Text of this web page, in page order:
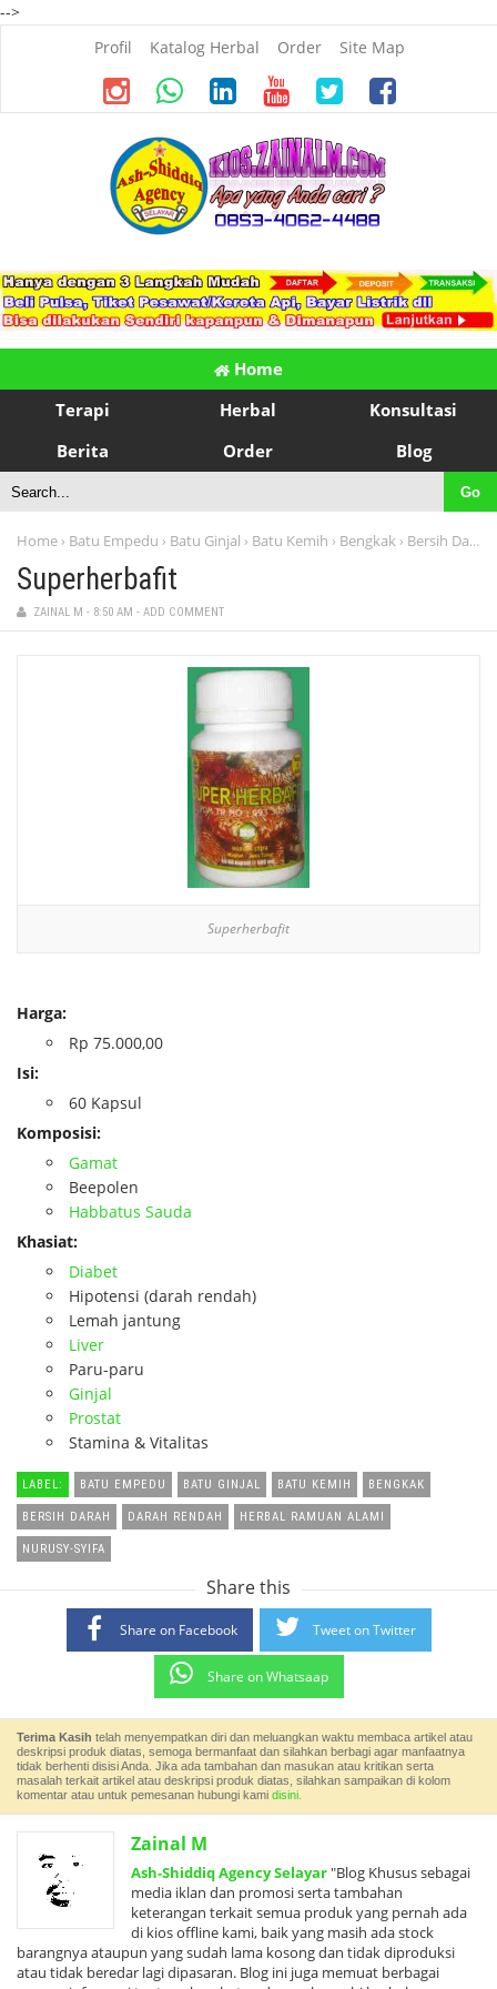
-->
Profil
Katalog Herbal Order Site Map
Home
Terapi
Herbal
Konsultasi
Berita
Order Blog
Home › Batu Empedu › Batu Ginjal › Batu Kemih › Bengkak › Bersih Darah
Superherbafit
ZAINAL M - 8:50 AM - ADD COMMENT
Superherbafit
Harga:
Rp 75.000,00
Isi:
60 Kapsul
Komposisi:
Gamat
Beepolen
Habbatus Sauda
Khasiat:
Diabet
Hipotensi (darah rendah)
Lemah jantung
Liver
Paru-paru
Ginjal
Prostat
Stamina & Vitalitas
LABEL: BATU EMPEDU BATU GINJAL BATU KEMIH BENGKAK
BERSIH DARAH DARAH RENDAH HERBAL RAMUAN ALAMI
NURUSY-SYIFA
Share this
Share on Facebook Tweet on Twitter
Share on Whatsaap
Terima Kasih telah menyempatkan diri dan meluangkan waktu membaca artikel atau
deskripsi produk diatas, semoga bermanfaat dan silahkan berbagi agar manfaatnya
tidak berhenti disisi Anda. Jika ada tambahan dan masukan atau kritikan serta
masalah terkait artikel atau deskripsi produk diatas, silahkan sampaikan di kolom
komentar atau untuk pemesanan hubungi kami disini.
Zainal M
Ash-Shiddiq Agency Selayar"Blog Khusus sebagai
media iklan dan promosi serta tambahan
keterangan terkait semua produk yang pernah ada
di kios offline kami, baik yang masih ada stock
barangnya ataupun yang sudah lama kosong dan tidak diproduksi
atau tidak beredar lagi dipasaran. Blog ini juga memuat berbagai